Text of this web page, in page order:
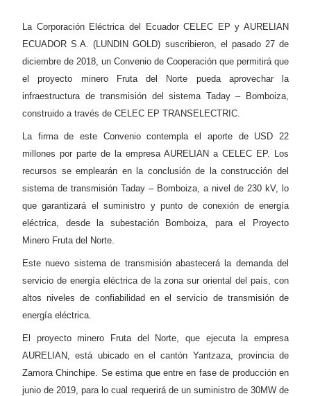
La Corporación Eléctrica del Ecuador CELEC EP y AURELIAN
ECUADOR S.A. (LUNDIN GOLD) suscribieron, el pasado 27 de
diciembre de 2018, un Convenio de Cooperación que permitirá que
el proyecto minero Fruta del Norte pueda aprovechar la
infraestructura de transmisión del sistema Taday – Bomboiza,
construido a través de CELEC EP TRANSELECTRIC.
La firma de este Convenio contempla el aporte de USD 22
millones por parte de la empresa AURELIAN a CELEC EP. Los
recursos se emplearán en la conclusión de la construcción del
sistema de transmisión Taday – Bomboiza, a nivel de 230 kV, lo
que garantizará el suministro y punto de conexión de energía
eléctrica, desde la subestación Bomboiza, para el Proyecto
Minero Fruta del Norte.
Este nuevo sistema de transmisión abastecerá la demanda del
servicio de energía eléctrica de la zona sur oriental del país, con
altos niveles de confiabilidad en el servicio de transmisión de
energía eléctrica.
El proyecto minero Fruta del Norte, que ejecuta la empresa
AURELIAN, está ubicado en el cantón Yantzaza, provincia de
Zamora Chinchipe. Se estima que entre en fase de producción en
junio de 2019, para lo cual requerirá de un suministro de 30MW de